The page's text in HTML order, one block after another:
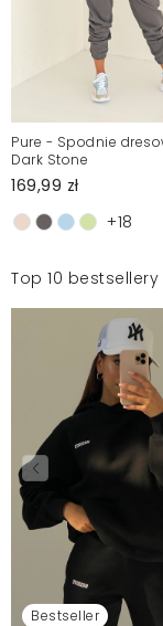
Pure - Spodnie
Dark Stone
169,99 zł
+18
Top 10
Bestseller